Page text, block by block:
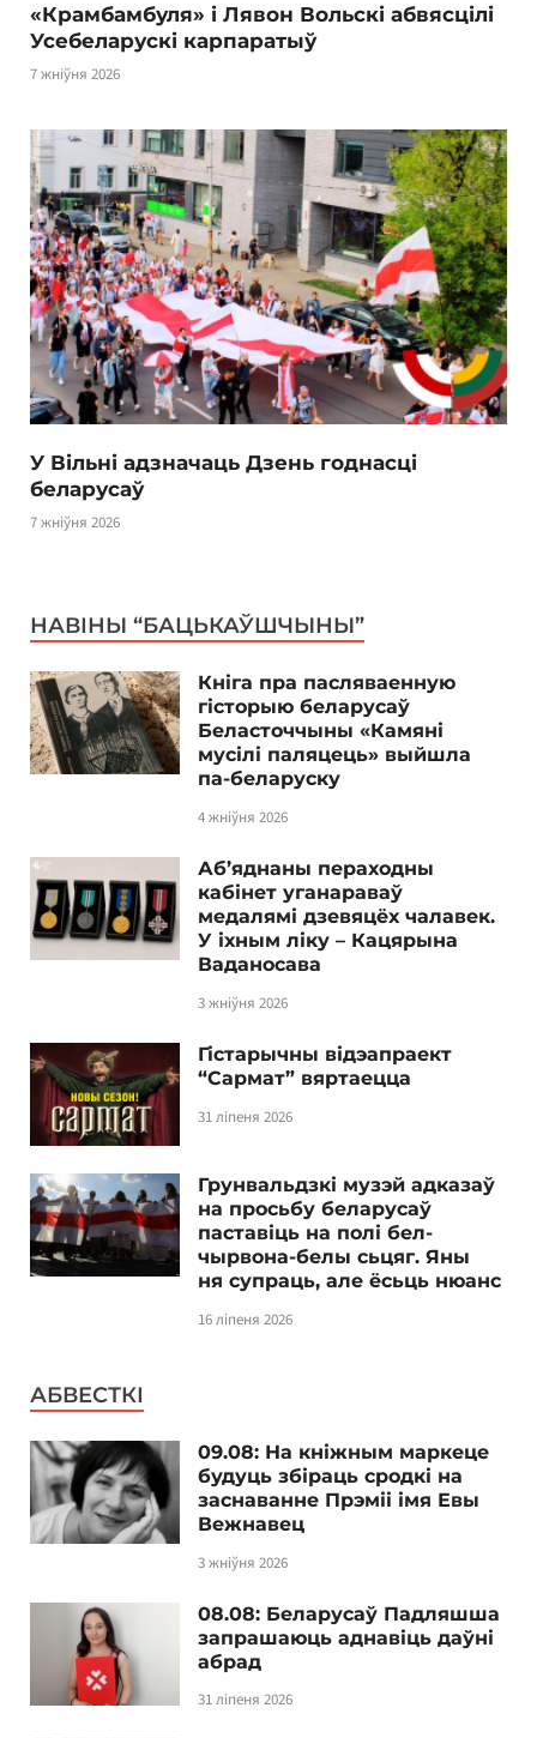
«Крамбамбуля» і Лявон Вольскі абвясцілі
Усебеларускі карпаратыў
7 жніўня 2026
У Вільні адзначаць Дзень годнасці
беларусаў
7 жніўня 2026
НАВІНЫ “БАЦЬКАЎШЧЫНЫ”
Кніга пра пасляваенную
гісторыю беларусаў
Беласточчыны «Камяні
мусілі паляцець» выйшла
па-беларуску
4 жніўня 2026
Аб’яднаны пераходны
кабінет уганараваў
медалямі дзевяцёх чалавек.
У іхным ліку – Кацярына
Ваданосава
3 жніўня 2026
Гістарычны відэапраект
“Сармат” вяртаецца
31 ліпеня 2026
Грунвальдзкі музэй адказаў
на просьбу беларусаў
паставіць на полі бел-
чырвона-белы сьцяг. Яны
ня супраць, але ёсьць нюанс
16 ліпеня 2026
АБВЕСТКІ
09.08: На кніжным маркеце
будуць збіраць сродкі на
заснаванне Прэміі імя Евы
Вежнавец
3 жніўня 2026
08.08: Беларусаў Падляшша
запрашаюць аднавіць даўні
абрад
31 ліпеня 2026